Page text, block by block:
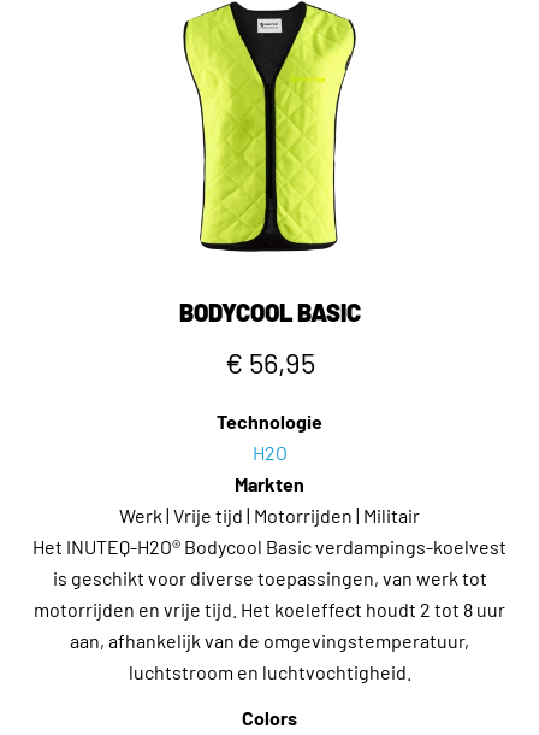
BODYCOOL BASIC
€ 56,95
Technologie
H2O
Markten
Werk | Vrije tijd | Motorrijden | Militair
Het INUTEQ-H2O® Bodycool Basic verdampings-koelvest
is geschikt voor diverse toepassingen, van werk tot
motorrijden en vrije tijd. Het koeleffect houdt 2 tot 8 uur
aan, afhankelijk van de omgevingstemperatuur,
luchtstroom en luchtvochtigheid.
Colors